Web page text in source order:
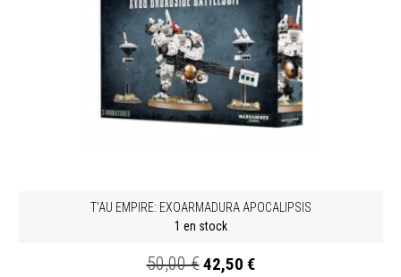
T'AU EMPIRE: EXOARMADURA APOCALIPSIS
1 en stock
50,00 €42,50 €